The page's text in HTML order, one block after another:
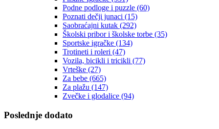
Podne podloge i puzzle (60)
Poznati dečji junaci (15)
Saobraćajni kutak (292)
Školski pribor i školske torbe (35)
Sportske igračke (134)
Trotineti i roleri (47)
Vozila, bicikli i tricikli (77)
Vrteške (27)
Za bebe (665)
Za plažu (147)
Zvečke i glodalice (94)
Poslednje dodato